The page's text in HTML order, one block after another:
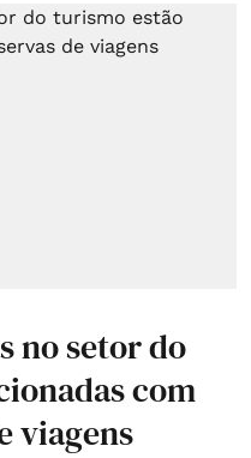
no setor do
com
viagens